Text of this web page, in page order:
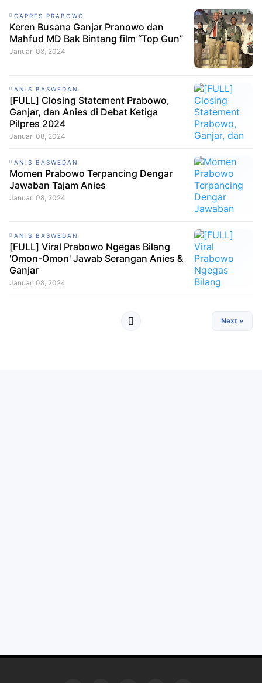
CAPRES PRABOWO
Keren Busana Ganjar Pranowo dan
Mahfud MD Bak Bintang film “Top Gun”
Januari 08, 2024
ANIS BASWEDAN
[FULL] Closing Statement Prabowo,
Ganjar, dan Anies di Debat Ketiga
Pilpres 2024
Januari 08, 2024
ANIS BASWEDAN
Momen Prabowo Terpancing Dengar
Jawaban Tajam Anies
Januari 08, 2024
ANIS BASWEDAN
[FULL] Viral Prabowo Ngegas Bilang
'Omon-Omon' Jawab Serangan Anies &
Ganjar
Januari 08, 2024
Next »